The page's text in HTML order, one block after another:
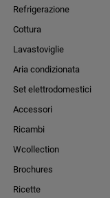
Refrigerazione
Cottura
Lavastoviglie
Aria condizionata
Set elettrodomestici
Accessori
Ricambi
Wcollection
Brochures
Ricette